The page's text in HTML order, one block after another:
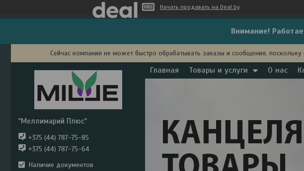
Начать продавать на Deal.by
Внимание!
Сейчас компания не может быстро обрабатывать заказы и сообщения,
Главная Товары и услуги О нас
"Меллимарий Плюс"
+375 (44) 787-75-85
+375 (44) 787-75-64
Наличие документов